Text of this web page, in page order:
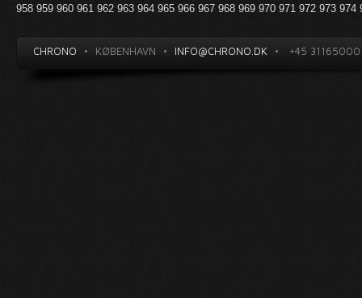
958 959 960 961 962 963 964 965 966 967 968 969 970 971 972 973 974
CHRONO • KØBENHAVN • INFO@CHRONO.DK • +45 31165000